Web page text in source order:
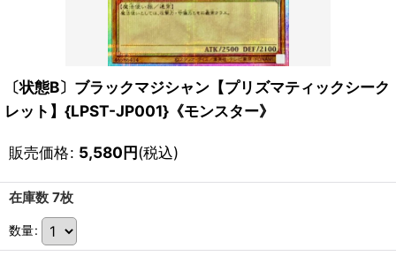
〔状態B〕ブラックマジシャン【プリズマティックシーク
レット】{LPST-JP001}《モンスター》
販売価格: 5,580円(税込)
在庫数 7枚
数量: